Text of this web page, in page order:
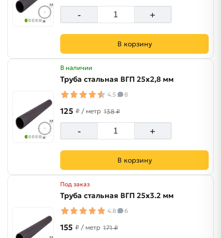
- +
В корзину
В наличии
Труба стальная ВГП 25х2,8 мм
4.5 8
125 ₽ / метр 138 ₽
- +
В корзину
Под заказ
Труба стальная ВГП 25х3.2 мм
4.8 6
155 ₽ / метр 171 ₽